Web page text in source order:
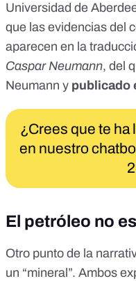
Universidad de
que las evidencias del
aparecen en la
Caspar Neumann, del
Neumann y publicado
¿Crees que te ha
en nuestro
El petróleo no
Otro punto de la
un “mineral”. Ambos